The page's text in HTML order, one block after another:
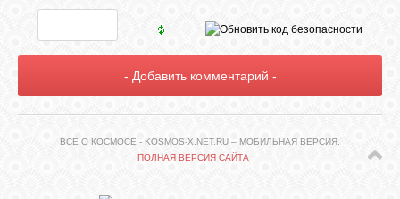
ВСЕ О КОСМОСЕ - KOSMOS-X.NET.RU – МОБИЛЬНАЯ ВЕРСИЯ.
ПОЛНАЯ ВЕРСИЯ САЙТА